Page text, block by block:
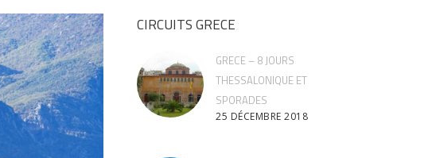
CIRCUITS GRECE
GRECE – 8 JOURS
THESSALONIQUE ET
SPORADES
25 DÉCEMBRE 2018